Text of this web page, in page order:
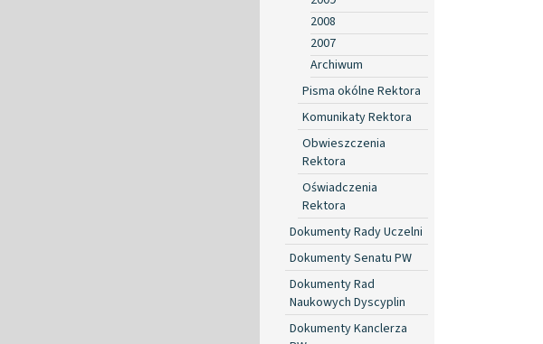
2008
2007
Archiwum
Pisma okólne Rektora
Komunikaty Rektora
Obwieszczenia
Rektora
Oświadczenia
Rektora
Dokumenty Rady Uczelni
Dokumenty Senatu PW
Dokumenty Rad
Naukowych Dyscyplin
Dokumenty Kanclerza